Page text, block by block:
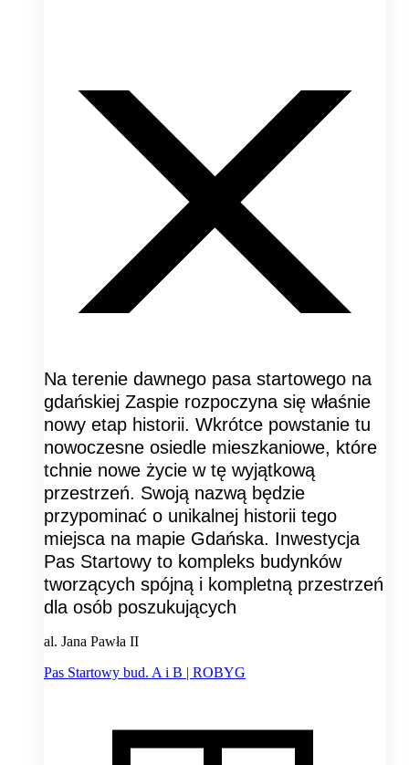
Na terenie dawnego pasa startowego na
gdańskiej Zaspie rozpoczyna się właśnie
nowy etap historii. Wkrótce powstanie tu
nowoczesne osiedle mieszkaniowe, które
tchnie nowe życie w tę wyjątkową
przestrzeń. Swoją nazwą będzie
przypominać o unikalnej historii tego
miejsca na mapie Gdańska. Inwestycja
Pas Startowy to kompleks budynków
tworzących spójną i kompletną przestrzeń
dla osób poszukujących
al. Jana Pawła II
Pas Startowy bud. A i B | ROBYG